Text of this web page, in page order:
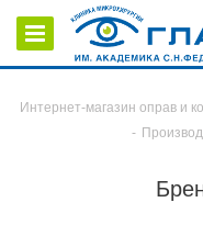
Интернет-магазин оправ и
-